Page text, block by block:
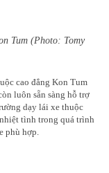
Tum (Photo: Tomy
cao đẳng Kon Tum
luôn sẵn sàng hỗ trợ
dạy lái xe thuộc
tình trong quá trình
phù hợp.